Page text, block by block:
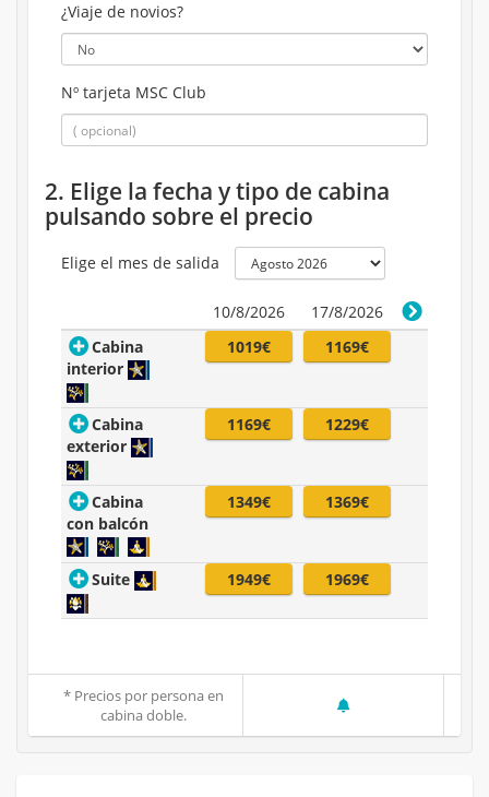
¿Viaje de novios?
Nº tarjeta MSC Club
2. Elige la fecha y tipo de cabina
pulsando sobre el precio
Elige el mes de salida
10/8/2026
17/8/2026
Cabina
interior
1019€ 1169€
Cabina
exterior
1169€ 1229€
Cabina
con balcón
1349€ 1369€
Suite 1949€ 1969€
* Precios por persona en
cabina doble.